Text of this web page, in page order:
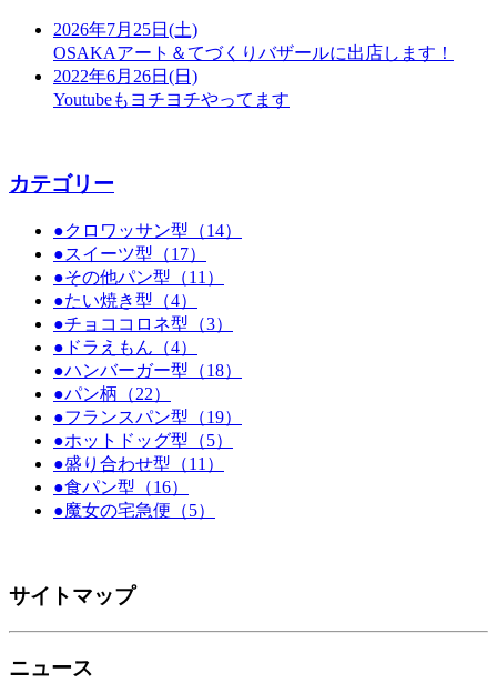
2026年7月25日(土)
OSAKAアート＆てづくりバザールに出店します！
2022年6月26日(日)
Youtubeもヨチヨチやってます
カテゴリー
●クロワッサン型（14）
●スイーツ型（17）
●その他パン型（11）
●たい焼き型（4）
●チョココロネ型（3）
●ドラえもん（4）
●ハンバーガー型（18）
●パン柄（22）
●フランスパン型（19）
●ホットドッグ型（5）
●盛り合わせ型（11）
●食パン型（16）
●魔女の宅急便（5）
サイトマップ
ニュース